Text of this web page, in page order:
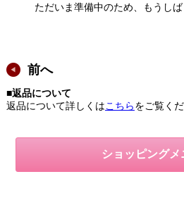
ただいま準備中のため、もうしば
前へ
■返品について
返品について詳しくはこちらをご覧くだ
ショッピングメ